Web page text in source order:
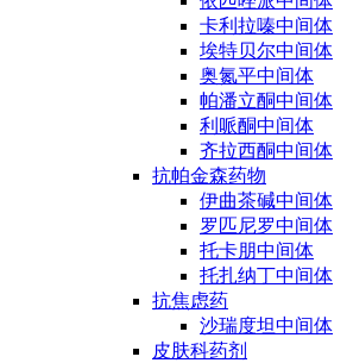
卡利拉嗪中间体
埃特贝尔中间体
奥氮平中间体
帕潘立酮中间体
利哌酮中间体
齐拉西酮中间体
抗帕金森药物
伊曲茶碱中间体
罗匹尼罗中间体
托卡朋中间体
托扎纳丁中间体
抗焦虑药
沙瑞度坦中间体
皮肤科药剂